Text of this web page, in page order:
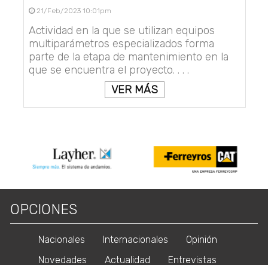
21/Feb/2023 10:01pm
Actividad en la que se utilizan equipos
multiparámetros especializados forma
parte de la etapa de mantenimiento en la
que se encuentra el proyecto. . . .
VER MÁS
OPCIONES
Nacionales Internacionales
Opinión
Novedades
Actualidad
Entrevistas